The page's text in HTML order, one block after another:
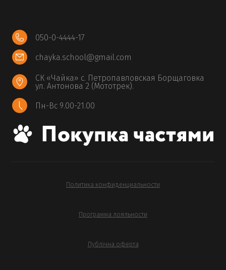
050-0-4444-17
chayka.school@gmail.com
СК «Чайка» с. Петропавловская Борщаговка
ул. Антонова 2 (Мототрек).
Пн-Вс 9.00-21.00
Политика конфиденциальности
Программа лояльности
Публічна оферта